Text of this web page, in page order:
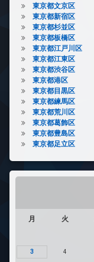
東京都文京区
東京都新宿区
東京都杉並区
東京都板橋区
東京都江戸川区
東京都江東区
東京都渋谷区
東京都港区
東京都目黒区
東京都練馬区
東京都荒川区
東京都葛飾区
東京都豊島区
東京都足立区
月 火
3 4